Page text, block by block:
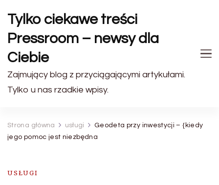
Tylko ciekawe treści
Pressroom – newsy dla
Ciebie
Zajmujący blog z przyciągającymi artykułami.
Tylko u nas rzadkie wpisy.
Strona główna usługi
Geodeta przy inwestycji – {kiedy
jego pomoc jest niezbędna
USŁUGI